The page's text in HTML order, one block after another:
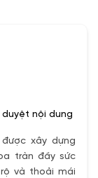
được xây dựng
tràn đầy sức
và thoải mái
nội dung